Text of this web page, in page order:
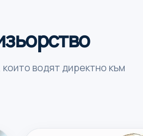
водят директно към